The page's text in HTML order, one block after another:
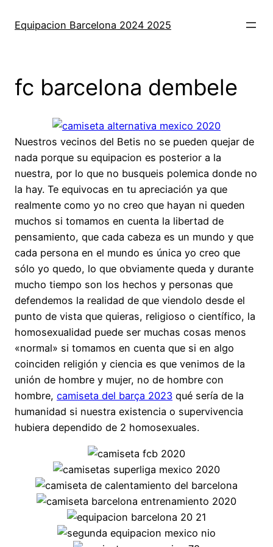
Equipacion Barcelona 2024 2025
fc barcelona dembele
Nuestros vecinos del Betis no se pueden quejar de
nada porque su equipacion es posterior a la
nuestra, por lo que no busqueis polemica donde no
la hay. Te equivocas en tu apreciación ya que
realmente como yo no creo que hayan ni queden
muchos si tomamos en cuenta la libertad de
pensamiento, que cada cabeza es un mundo y que
cada persona en el mundo es única yo creo que
sólo yo quedo, lo que obviamente queda y durante
mucho tiempo son los hechos y personas que
defendemos la realidad de que viendolo desde el
punto de vista que quieras, religioso o científico, la
homosexualidad puede ser muchas cosas menos
«normal» si tomamos en cuenta que si en algo
coinciden religión y ciencia es que venimos de la
unión de hombre y mujer, no de hombre con
hombre, camiseta del barça 2023 qué sería de la
humanidad si nuestra existencia o supervivencia
hubiera dependido de 2 homosexuales.